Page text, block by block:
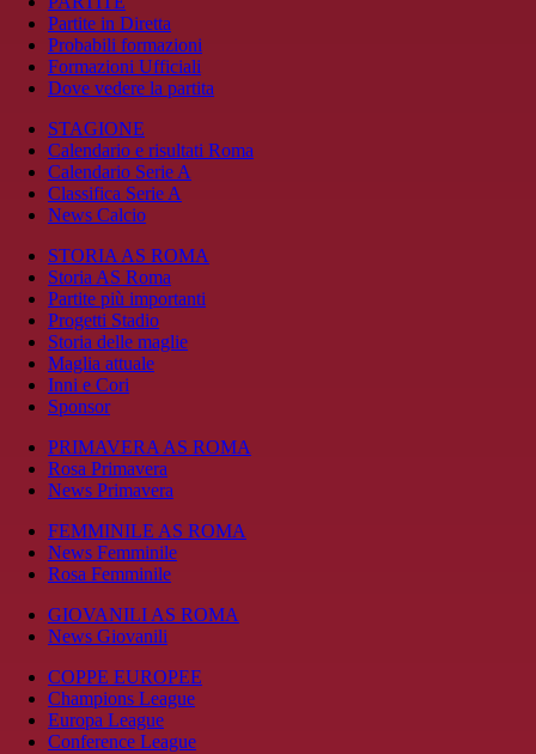
Partite in Diretta
Probabili formazioni
Formazioni Ufficiali
Dove vedere la partita
STAGIONE
Calendario e risultati Roma
Calendario Serie A
Classifica Serie A
News Calcio
STORIA AS ROMA
Storia AS Roma
Partite più importanti
Progetti Stadio
Storia delle maglie
Maglia attuale
Inni e Cori
Sponsor
PRIMAVERA AS ROMA
Rosa Primavera
News Primavera
FEMMINILE AS ROMA
News Femminile
Rosa Femminile
GIOVANILI AS ROMA
News Giovanili
COPPE EUROPEE
Champions League
Europa League
Conference League